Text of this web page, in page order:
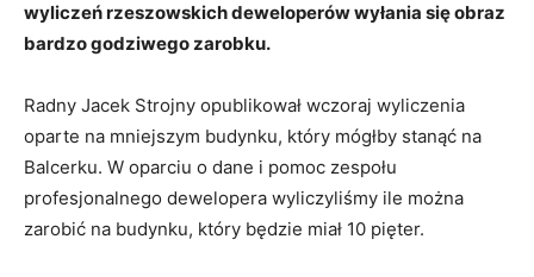
wyliczeń rzeszowskich deweloperów wyłania się obraz
bardzo godziwego zarobku.
Radny Jacek Strojny opublikował wczoraj wyliczenia
oparte na mniejszym budynku, który mógłby stanąć na
Balcerku. W oparciu o dane i pomoc zespołu
profesjonalnego dewelopera wyliczyliśmy ile można
zarobić na budynku, który będzie miał 10 pięter.